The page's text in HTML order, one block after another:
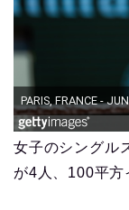
女子のシングル
が4人、100平方